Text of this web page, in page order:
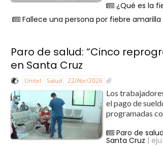
¿Qué es la
Fallece una persona por fiebre
Paro de salud: “Cinco
en Santa Cruz
Unitel Salud 22/Abr/2026
Los
el pago de
programadas
Paro de
Santa Cruz | eju!